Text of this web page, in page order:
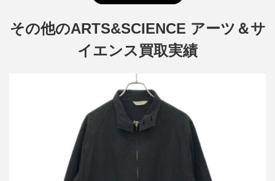
その他のARTS&SCIENCE アーツ＆サ
イエンス買取実績
アーツアンドサイエンス 22AW ジップアップロングジャケット コ